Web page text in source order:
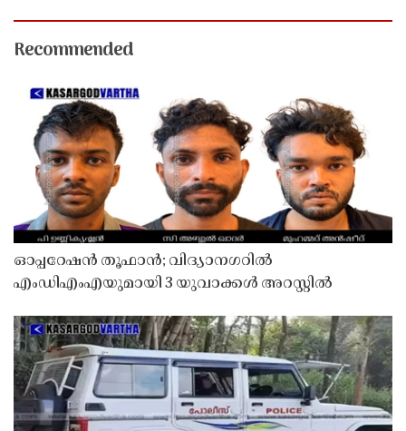
Recommended
ഓപ്പറേഷൻ തൂഫാൻ; വിദ്യാനഗറിൽ
എംഡിഎംഎയുമായി 3 യുവാക്കൾ അറസ്റ്റിൽ